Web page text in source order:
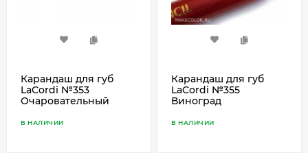
Карандаш для губ
LaCordi №353
Очаровательный
В НАЛИЧИИ
Карандаш для губ
LaCordi №355
Виноград
В НАЛИЧИИ